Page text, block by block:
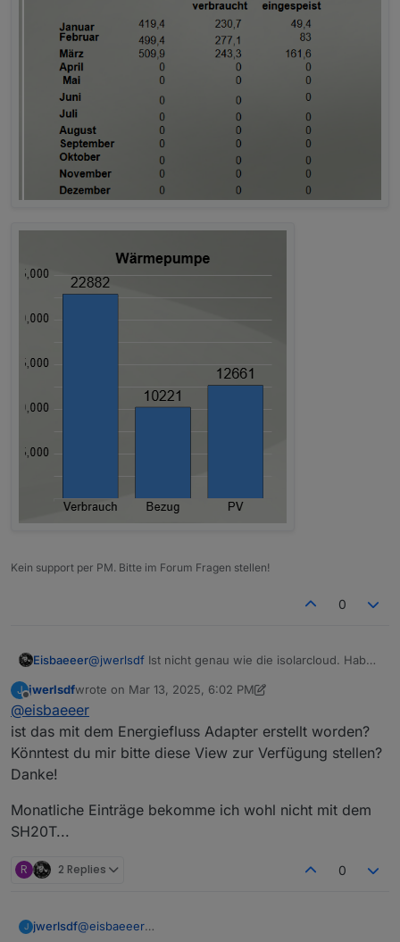
Kein support per PM. Bitte im Forum Fragen stellen!
0
Eisbaeeer@jwerlsdf Ist nicht genau wie die isolarcloud. Hab
J
Offline
jwerlsdfwrote on Mar 13, 2025, 6:02 PM
last edited by jwerlsdfMar 13, 2025, 7:03 PM
@eisbaeeer
ist das mit dem Energiefluss Adapter erstellt worden?
Könntest du mir bitte diese View zur Verfügung stellen?
Danke!
Monatliche Einträge bekomme ich wohl nicht mit dem
SH20T...
R 2 Replies 0
J jwerlsdf@eisbaeeer